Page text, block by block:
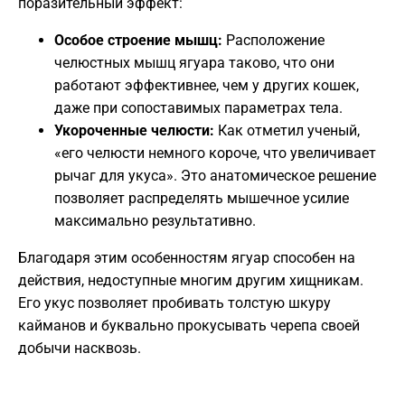
Особое строение мышц: Расположение
челюстных мышц ягуара таково, что они
работают эффективнее, чем у других кошек,
даже при сопоставимых параметрах тела.
Укороченные челюсти: Как отметил ученый,
«его челюсти немного короче, что увеличивает
рычаг для укуса». Это анатомическое решение
позволяет распределять мышечное усилие
максимально результативно.
​Благодаря этим особенностям ягуар способен на
действия, недоступные многим другим хищникам.
Его укус позволяет пробивать толстую шкуру
кайманов и буквально прокусывать черепа своей
добычи насквозь.